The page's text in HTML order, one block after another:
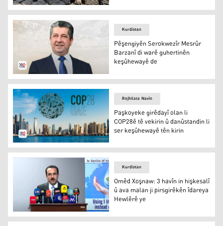
UNICEF: Ciwan û zarokên Iraqê qurbaniyên yekem ên
Mesrûr Barzanî
Kurdistan
Pêşengiyên Serokwezîr Mesrûr
Barzanî di warê guhertinên
keşûhewayê de
Paşkoyeke girêdayî olan li COP28ê tê vekirin û
Rojhilata Navîn
Paşkoyeke girêdayî olan li
COP28ê tê vekirin û danûstandin li
ser keşûhewayê tên kirin
Omêd Xoşnaw: 3 havîn in hişkesalî û ava malan ji
Kurdistan
Omêd Xoşnaw: 3 havîn in hişkesalî
û ava malan ji pirsgirêkên îdareya
Hewlêrê ye